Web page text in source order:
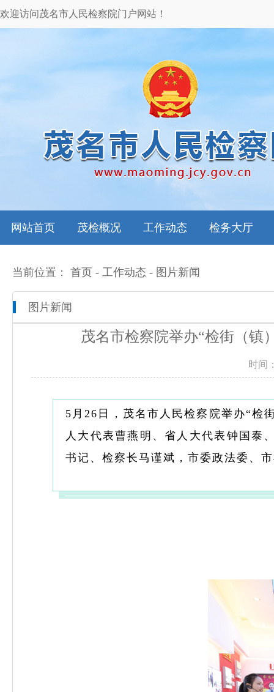
欢迎访问茂名市人民检察院门户网站！
网站首页 茂检概况
本院领导
人员信息
工作动态
图片新闻
通知公告
检务大厅
预决算公开
新闻发布会
当前位置： 首页 - 工作动态 - 图片新闻
图片新闻
茂名市检察院举办“检街（镇
时间
5月26日，茂名市人民检察院举办“检
人大代表曹燕明、省人大代表钟国泰
书记、检察长马谨斌，市委政法委、